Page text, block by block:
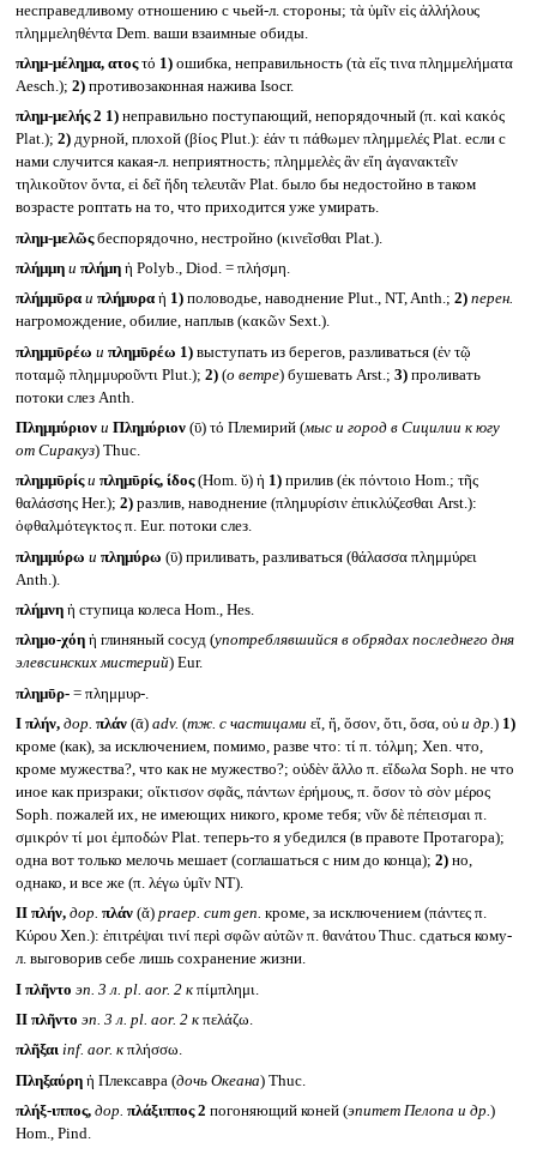
несправедливому отношению с чьей-л. стороны; τὰ ὑμῖν εἰς ἀλλήλους
πλημμεληθέντα Dem. ваши взаимные обиды.
πλημ-μέλημα, ατοςτό 1)ошибка, неправильность (τὰ εἴς τινα πλημμελήματα
Aesch.); 2)противозаконная нажива Isocr.
πλημ-μελής 2 1)неправильно поступающий, непорядочный (π. καὶ κακός
Plat.); 2)дурной, плохой (βίος Plut.): ἐάν τι πάθωμεν πλημμελές Plat. если с
нами случится какая-л. неприятность; πλημμελὲς ἂν εἴη ἀγανακτεῖν
τηλικοῦτον ὄντα, εἰ δεῖ ἤδη τελευτᾶν Plat. было бы недостойно в таком
возрасте роптать на то, что приходится уже умирать.
πλημ-μελῶςбеспорядочно, нестройно (κινεῖσθαι Plat.).
πλήμμη и πλήμηἡ Polyb., Diod. = πλήσμη.
πλήμμῡρα и πλήμυραἡ 1)половодье, наводнение Plut., NT, Anth.; 2) перен.
нагромождение, обилие, наплыв (κακῶν Sext.).
πλημμῡρέω и πλημῡρέω 1)выступать из берегов, разливаться (ἐν τῷ
ποταμῷ πλημμυροῦντι Plut.); 2)(о ветре) бушевать Arst.; 3)проливать
потоки слез Anth.
Πλημμύριον и Πλημύριον(ῡ) τό Племирий (мыс и город в Сицилии к югу
от Сиракуз) Thuc.
πλημμῡρίςи πλημῡρίς, ίδος(Hom. ῠ) ἡ 1)прилив (ἐκ πόντοιο Hom.; τῆς
θαλάσσης Her.); 2)разлив, наводнение (πλημυρίσιν ἐπικλύζεσθαι Arst.):
ὀφθαλμότεγκτος π. Eur. потоки слез.
πλημμύρω и πλημύρω (ῡ) приливать, разливаться (θάλασσα πλημμύρει
Anth.).
πλήμνη ἡ ступица колеса Hom., Hes.
πλημο-χόη ἡ глиняный сосуд (употреблявшийся в обрядах последнего дня
элевсинских мистерий) Eur.
πλημῡρ- = πλημμυρ-.
I πλήν, дор. πλάν(ᾱ) adv. (тж. с частицами εἴ, ἤ, ὅσον, ὅτι, ὅσα, οὐ и др.) 1)
кроме (как), за исключением, помимо, разве что: τί π. τόλμη; Xen. что,
кроме мужества?, что как не мужество?; οὐδὲν ἄλλο π. εἴδωλα Soph. не что
иное как призраки; οἴκτισον σφᾶς, πάντων ἐρήμους, π. ὅσον τὸ σὸν μέρος
Soph. пожалей их, не имеющих никого, кроме тебя; νῦν δὲ πέπεισμαι π.
σμικρόν τί μοι ἐμποδών Plat. теперь-то я убедился (в правоте Протагора);
одна вот только мелочь мешает (соглашаться с ним до конца); 2)но,
однако, и все же (π. λέγω ὑμῖν NT).
II πλήν, дор. πλάν(ᾰ) praep. cum gen. кроме, за исключением (πάντες π.
Κύρου Xen.): ἐπιτρέψαι τινί περὶ σφῶν αὐτῶν π. θανάτου Thuc. сдаться кому-
л. выговорив себе лишь сохранение жизни.
I πλῆντο эп. 3 л. pl. aor. 2 кπίμπλημι.
II πλῆντο эп. 3 л. pl. aor. 2 кπελάζω.
πλῆξαι inf. aor. кπλήσσω.
Πληξαύρη ἡ Плексавра (дочь Океана) Thuc.
πλήξ-ιππος, дор. πλάξιππος 2 погоняющий коней (эпитет Пелопа и др.)
Hom., Pind.